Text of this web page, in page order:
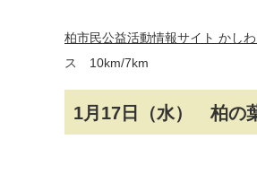
柏市民公益活動情報サイト かし
ス 10km/7km
1月17日（水） 柏の